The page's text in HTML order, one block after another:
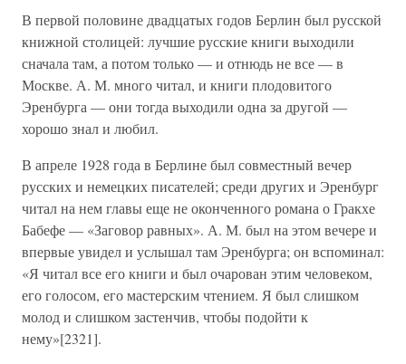
В первой половине двадцатых годов Берлин был русской
книжной столицей: лучшие русские книги выходили
сначала там, а потом только — и отнюдь не все — в
Москве. А. М. много читал, и книги плодовитого
Эренбурга — они тогда выходили одна за другой —
хорошо знал и любил.
В апреле 1928 года в Берлине был совместный вечер
русских и немецких писателей; среди других и Эренбург
читал на нем главы еще не оконченного романа о Гракхе
Бабефе — «Заговор равных». А. М. был на этом вечере и
впервые увидел и услышал там Эренбурга; он вспоминал:
«Я читал все его книги и был очарован этим человеком,
его голосом, его мастерским чтением. Я был слишком
молод и слишком застенчив, чтобы подойти к
нему»[2321].